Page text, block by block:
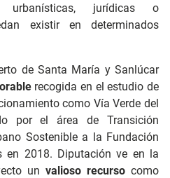
jurídicas o
existir en determinados
de Santa María y Sanlúcar
recogida en el estudio de
como Vía Verde del
por el área de Transición
Sostenible a la Fundación
en 2018. Diputación ve en la
un valioso recurso como